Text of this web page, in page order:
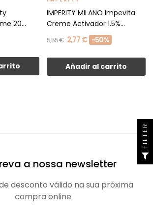
20
IMPERITY MILANO Impevita
Creme Activador 1.5%...
5,55 € 2,77 € -50%
Añadir al carrito
a nossa newsletter
desconto válido na sua próxima
compra online
FILTER